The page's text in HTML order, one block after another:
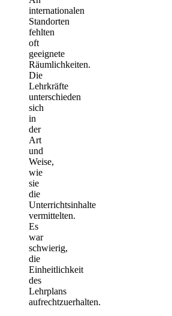
internationalen
Standorten
fehlten
oft
geeignete
Räumlichkeiten.
Die
Lehrkräfte
unterschieden
sich
in
der
Art
und
Weise,
wie
sie
die
Unterrichtsinhalte
vermittelten.
Es
war
schwierig,
die
Einheitlichkeit
des
Lehrplans
aufrechtzuerhalten.